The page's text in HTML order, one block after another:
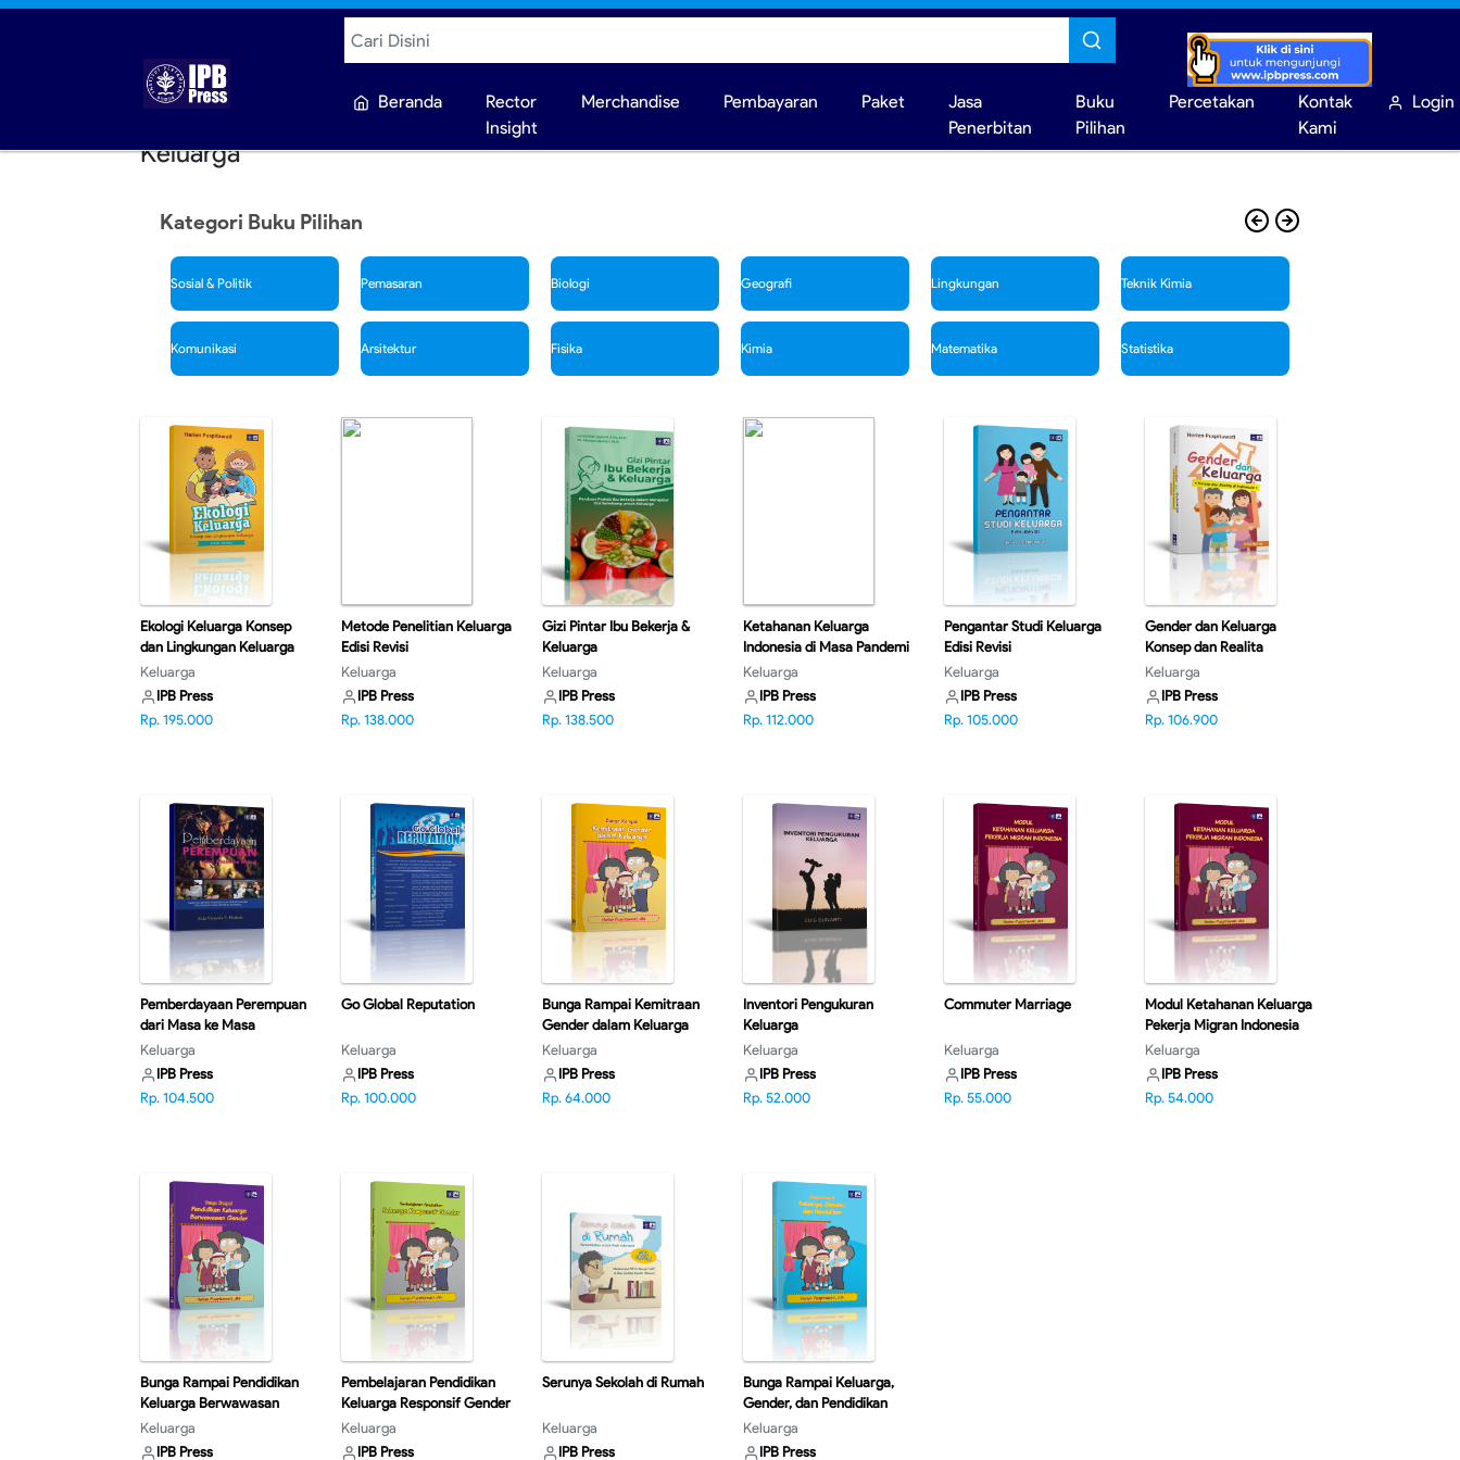
Beranda
Rector
Insight
Merchandise Pembayaran Paket
Jasa
Penerbitan
Buku
Pilihan
Percetakan
Kontak
Kami
Login
Keluarga
Kategori Buku Pilihan
Sosial & Politik
Komunikasi
Pemasaran
Arsitektur
Biologi
Fisika
Geografi
Kimia
Lingkungan
Matematika
Teknik Kimia
Statistika
Ekologi Keluarga Konsep
dan Lingkungan Keluarga
Edisi Revisi
Keluarga
IPB Press
Rp. 195.000
Metode Penelitian Keluarga
Edisi Revisi
Keluarga
IPB Press
Rp. 138.000
Gizi Pintar Ibu Bekerja &
Keluarga
Keluarga
IPB Press
Rp. 138.500
Ketahanan Keluarga
Indonesia di Masa Pandemi
Covid 19
Keluarga
IPB Press
Rp. 112.000
Pengantar Studi Keluarga
Edisi Revisi
Keluarga
IPB Press
Rp. 105.000
Gender dan Keluarga
Konsep dan Realita
Indonesia Edisi Revisi
Keluarga
IPB Press
Rp. 106.900
Pemberdayaan Perempuan
dari Masa ke Masa
Keluarga
IPB Press
Rp. 104.500
Go Global Reputation
Keluarga
IPB Press
Rp. 100.000
Bunga Rampai Kemitraan
Gender dalam Keluarga
Keluarga
IPB Press
Rp. 64.000
Inventori Pengukuran
Keluarga
Keluarga
IPB Press
Rp. 52.000
Commuter Marriage
Keluarga
IPB Press
Rp. 55.000
Modul Ketahanan Keluarga
Pekerja Migran Indonesia
Keluarga
IPB Press
Rp. 54.000
Bunga Rampai Pendidikan
Keluarga Berwawasan
Gender
Keluarga
IPB Press
Pembelajaran Pendidikan
Keluarga Responsif Gender
Keluarga
IPB Press
Serunya Sekolah di Rumah
Keluarga
IPB Press
Bunga Rampai Keluarga,
Gender, dan Pendidikan
Keluarga
IPB Press